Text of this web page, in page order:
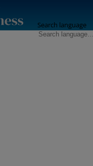
Search language